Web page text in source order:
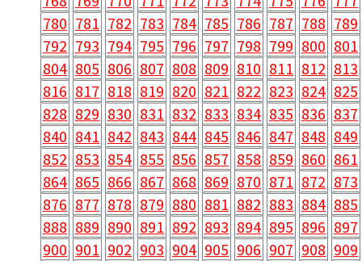
780 781 782 783 784 785 786 787 788 789
792 793 794 795 796 797 798 799 800 801
804 805 806 807 808 809 810 811 812 813
816 817 818 819 820 821 822 823 824 825
828 829 830 831 832 833 834 835 836 837
840 841 842 843 844 845 846 847 848 849
852 853 854 855 856 857 858 859 860 861
864 865 866 867 868 869 870 871 872 873
876 877 878 879 880 881 882 883 884 885
888 889 890 891 892 893 894 895 896 897
900 901 902 903 904 905 906 907 908 909